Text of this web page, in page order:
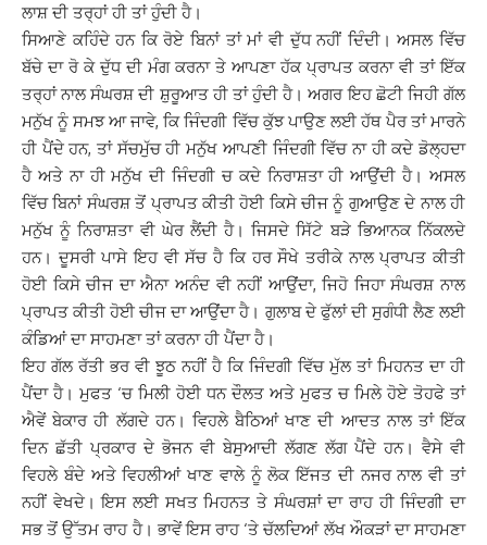
ਲਾਸ਼ ਦੀ ਤਰ੍ਹਾਂ ਹੀ ਤਾਂ ਹੁੰਦੀ ਹੈ।
ਸਿਆਣੇ ਕਹਿੰਦੇ ਹਨ ਕਿ ਰੋਏ ਬਿਨਾਂ ਤਾਂ ਮਾਂ ਵੀ ਦੁੱਧ ਨਹੀਂ ਦਿੰਦੀ। ਅਸਲ ਵਿੱਚ
ਬੱਚੇ ਦਾ ਰੋ ਕੇ ਦੁੱਧ ਦੀ ਮੰਗ ਕਰਨਾ ਤੇ ਆਪਣਾ ਹੱਕ ਪ੍ਰਾਪਤ ਕਰਨਾ ਵੀ ਤਾਂ ਇੱਕ
ਤਰ੍ਹਾਂ ਨਾਲ ਸੰਘਰਸ਼ ਦੀ ਸ਼ੁਰੂਆਤ ਹੀ ਤਾਂ ਹੁੰਦੀ ਹੈ। ਅਗਰ ਇਹ ਛੋਟੀ ਜਿਹੀ ਗੱਲ
ਮਨੁੱਖ ਨੂੰ ਸਮਝ ਆ ਜਾਵੇ, ਕਿ ਜਿੰਦਗੀ ਵਿੱਚ ਕੁੱਝ ਪਾਉਣ ਲਈ ਹੱਥ ਪੈਰ ਤਾਂ ਮਾਰਨੇ
ਹੀ ਪੈਂਦੇ ਹਨ, ਤਾਂ ਸੱਚਮੁੱਚ ਹੀ ਮਨੁੱਖ ਆਪਣੀ ਜਿੰਦਗੀ ਵਿੱਚ ਨਾ ਹੀ ਕਦੇ ਡੋਲ੍ਹਦਾ
ਹੈ ਅਤੇ ਨਾ ਹੀ ਮਨੁੱਖ ਦੀ ਜਿੰਦਗੀ ਚ ਕਦੇ ਨਿਰਾਸ਼ਤਾ ਹੀ ਆਉਂਦੀ ਹੈ। ਅਸਲ
ਵਿੱਚ ਬਿਨਾਂ ਸੰਘਰਸ਼ ਤੋਂ ਪ੍ਰਾਪਤ ਕੀਤੀ ਹੋਈ ਕਿਸੇ ਚੀਜ ਨੂੰ ਗੁਆਉਣ ਦੇ ਨਾਲ ਹੀ
ਮਨੁੱਖ ਨੂੰ ਨਿਰਾਸ਼ਤਾ ਵੀ ਘੇਰ ਲੈਂਦੀ ਹੈ। ਜਿਸਦੇ ਸਿੱਟੇ ਬੜੇ ਭਿਆਨਕ ਨਿੱਕਲਦੇ
ਹਨ। ਦੂਸਰੀ ਪਾਸੇ ਇਹ ਵੀ ਸੱਚ ਹੈ ਕਿ ਹਰ ਸੌਖੇ ਤਰੀਕੇ ਨਾਲ ਪ੍ਰਾਪਤ ਕੀਤੀ
ਹੋਈ ਕਿਸੇ ਚੀਜ ਦਾ ਐਨਾ ਅਨੰਦ ਵੀ ਨਹੀਂ ਆਉਂਦਾ, ਜਿਹੋ ਜਿਹਾ ਸੰਘਰਸ਼ ਨਾਲ
ਪ੍ਰਾਪਤ ਕੀਤੀ ਹੋਈ ਚੀਜ ਦਾ ਆਉਂਦਾ ਹੈ। ਗੁਲਾਬ ਦੇ ਫੁੱਲਾਂ ਦੀ ਸੁਗੰਧੀ ਲੈਣ ਲਈ
ਕੰਡਿਆਂ ਦਾ ਸਾਹਮਣਾ ਤਾਂ ਕਰਨਾ ਹੀ ਪੈਂਦਾ ਹੈ।
ਇਹ ਗੱਲ ਰੱਤੀ ਭਰ ਵੀ ਝੂਠ ਨਹੀਂ ਹੈ ਕਿ ਜਿੰਦਗੀ ਵਿੱਚ ਮੁੱਲ ਤਾਂ ਮਿਹਨਤ ਦਾ ਹੀ
ਪੈਂਦਾ ਹੈ। ਮੁਫਤ ‘ਚ ਮਿਲੀ ਹੋਈ ਧਨ ਦੌਲਤ ਅਤੇ ਮੁਫਤ ਚ ਮਿਲੇ ਹੋਏ ਤੋਹਫੇ ਤਾਂ
ਐਵੇਂ ਬੇਕਾਰ ਹੀ ਲੱਗਦੇ ਹਨ। ਵਿਹਲੇ ਬੈਠਿਆਂ ਖਾਣ ਦੀ ਆਦਤ ਨਾਲ ਤਾਂ ਇੱਕ
ਦਿਨ ਛੱਤੀ ਪ੍ਰਕਾਰ ਦੇ ਭੋਜਨ ਵੀ ਬੇਸੁਆਦੀ ਲੱਗਣ ਲੱਗ ਪੈਂਦੇ ਹਨ। ਵੈਸੇ ਵੀ
ਵਿਹਲੇ ਬੰਦੇ ਅਤੇ ਵਿਹਲੀਆਂ ਖਾਣ ਵਾਲੇ ਨੂੰ ਲੋਕ ਇੱਜਤ ਦੀ ਨਜਰ ਨਾਲ ਵੀ ਤਾਂ
ਨਹੀਂ ਵੇਖਦੇ। ਇਸ ਲਈ ਸਖਤ ਮਿਹਨਤ ਤੇ ਸੰਘਰਸ਼ਾਂ ਦਾ ਰਾਹ ਹੀ ਜਿੰਦਗੀ ਦਾ
ਸਭ ਤੋਂ ਉੱਤਮ ਰਾਹ ਹੈ। ਭਾਵੇਂ ਇਸ ਰਾਹ ‘ਤੇ ਚੱਲਦਿਆਂ ਲੱਖ ਔਕੜਾਂ ਦਾ ਸਾਹਮਣਾ